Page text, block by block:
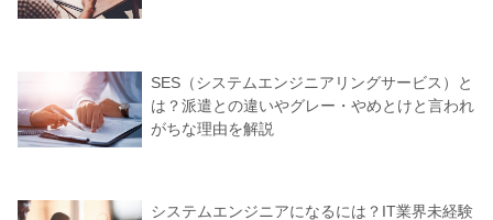
SES（システムエンジニアリングサービス）と
は？派遣との違いやグレー・やめとけと言われ
がちな理由を解説
システムエンジニアになるには？IT業界未経験